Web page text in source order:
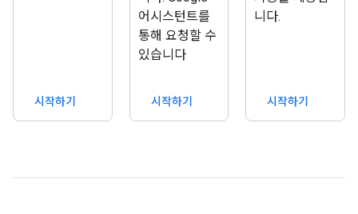
시작하기
어시스턴트를
통해 요청할 수
있습니다
시작하기
니다.
시작하기